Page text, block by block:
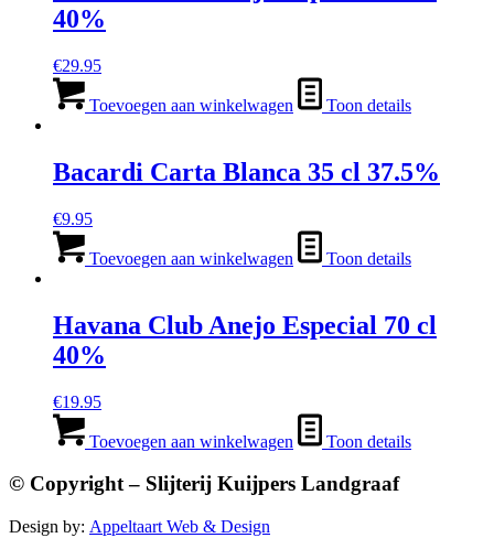
40%
€29.95
Toevoegen aan winkelwagen Toon details
Bacardi Carta Blanca 35 cl 37.5%
€9.95
Toevoegen aan winkelwagen Toon details
Havana Club Anejo Especial 70 cl
40%
€19.95
Toevoegen aan winkelwagen Toon details
© Copyright – Slijterij Kuijpers Landgraaf
Design by: Appeltaart Web & Design